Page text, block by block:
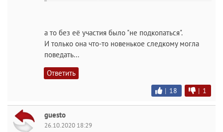
а то без её участия было "не подкопаться".
И только она что-то новенькое следкому могла
поведать...
Ответить
| 18 | 1
guesto
26.10.2020 18:29